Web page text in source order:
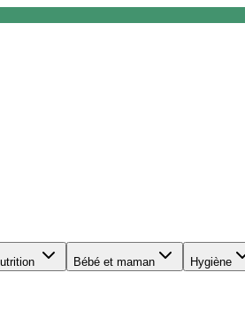
Bébé et maman Hygiène